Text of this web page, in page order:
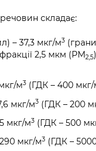
складає:
– 37,3 мкг/м3
2,5 мкм (PM2,5
м3 (ГДК – 400
мкг/м3 (ГДК – 200
мкг/м3 (ГДК – 500
мкг/м3 (ГДК –